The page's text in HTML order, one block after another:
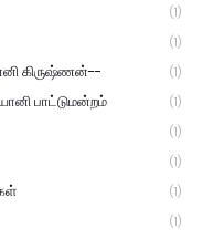
(1)
(1)
கிருஷ்ணன்-- (1)
பாட்டுமன்றம் (1)
(1)
(1)
(1)
(1)